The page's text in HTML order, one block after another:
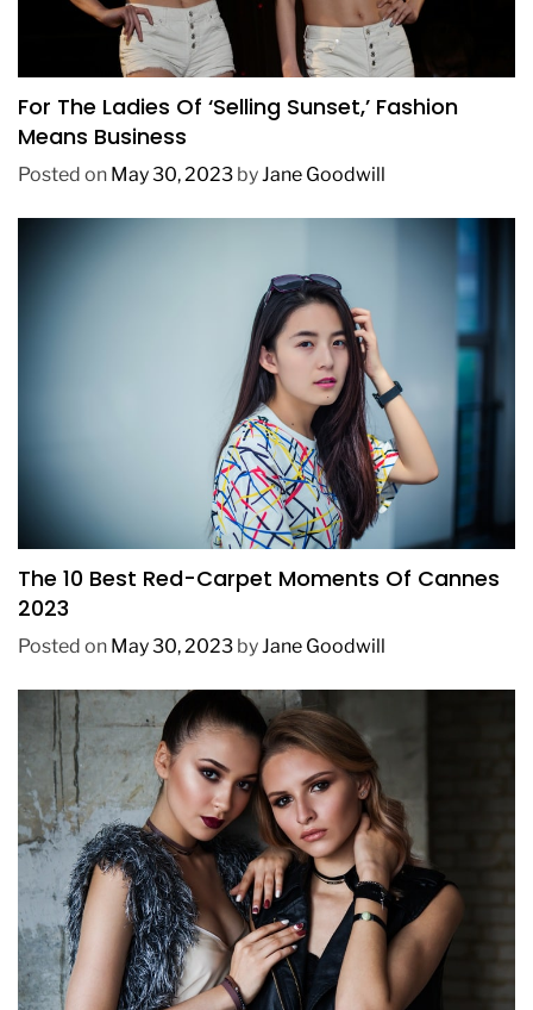
FASHION TRENDING
For The Ladies Of ‘Selling Sunset,’ Fashion
Means Business
Posted on May 30, 2023 by Jane Goodwill
The 10 Best Red-Carpet Moments Of Cannes
2023
Posted on May 30, 2023 by Jane Goodwill